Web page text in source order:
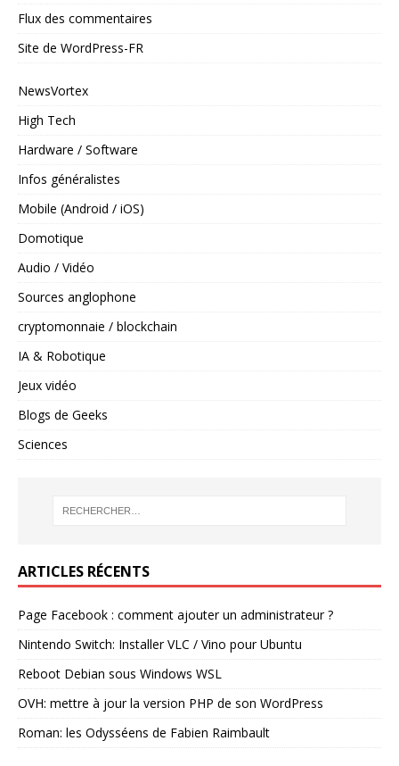
Flux des commentaires
Site de WordPress-FR
NewsVortex
High Tech
Hardware / Software
Infos généralistes
Mobile (Android / iOS)
Domotique
Audio / Vidéo
Sources anglophone
cryptomonnaie / blockchain
IA & Robotique
Jeux vidéo
Blogs de Geeks
Sciences
ARTICLES RÉCENTS
Page Facebook : comment ajouter un administrateur ?
Nintendo Switch: Installer VLC / Vino pour Ubuntu
Reboot Debian sous Windows WSL
OVH: mettre à jour la version PHP de son WordPress
Roman: les Odysséens de Fabien Raimbault